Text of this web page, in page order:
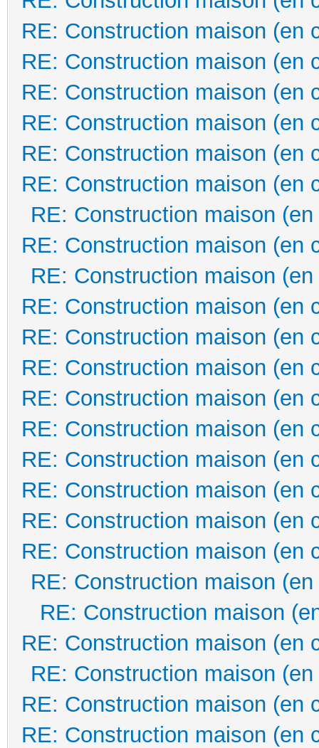
RE: Construction maison (en
RE: Construction maison (en
RE: Construction maison (en
RE: Construction maison (en
RE: Construction maison (en
RE: Construction maison (en
RE: Construction maison
RE: Construction maison (en
RE: Construction maison
RE: Construction maison (en
RE: Construction maison (en
RE: Construction maison (en
RE: Construction maison (en
RE: Construction maison (en
RE: Construction maison (en
RE: Construction maison (en
RE: Construction maison (en
RE: Construction maison (en
RE: Construction maison
RE: Construction maison
RE: Construction maison (en
RE: Construction maison
RE: Construction maison (en
RE: Construction maison (en